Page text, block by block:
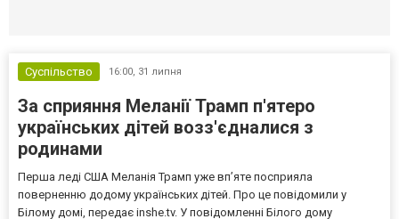
Суспільство 16:00, 31 липня
За сприяння Меланії Трамп п'ятеро
українських дітей возз'єдналися з
родинами
Перша леді США Меланія Трамп уже впʼяте посприяла
поверненню додому українських дітей. Про це повідомили у
Білому домі, передає inshe.tv. У повідомленні Білого дому